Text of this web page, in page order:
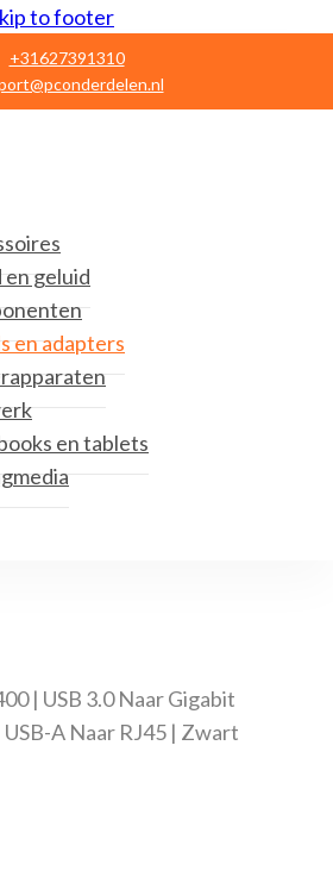
to footer
+31627391310
en geluid
en adapters
en tablets
| USB 3.0 Naar Gigabit
A Naar RJ45 | Zwart